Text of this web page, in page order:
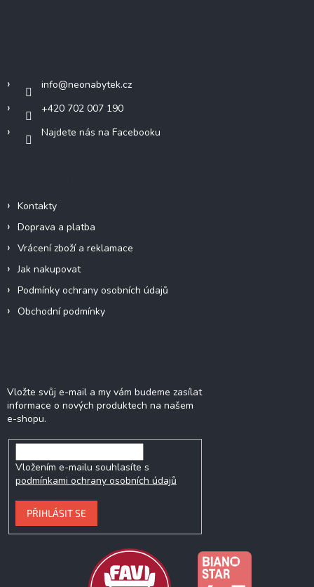
info@neonabytek.cz
+420 702 007 190
Najdete nás na Facebooku
Kontakty
Doprava a platba
Vrácení zboží a reklamace
Jak nakupovat
Podmínky ochrany osobních údajů
Obchodní podmínky
Vložte svůj e-mail a my vám budeme zasílat
informace o nových produktech na našem
e-shopu.
Vložením e-mailu souhlasíte s
podmínkami ochrany osobních údajů
PŘIHLÁSIT SE